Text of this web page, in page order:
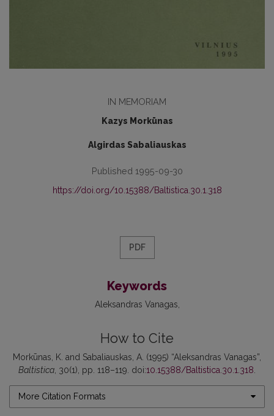
IN MEMORIAM
Kazys Morkūnas
Algirdas Sabaliauskas
Published 1995-09-30
https://doi.org/10.15388/Baltistica.30.1.318
PDF
Keywords
Aleksandras Vanagas
How to Cite
Morkūnas, K. and Sabaliauskas, A. (1995) “Aleksandras Vanagas”,
Baltistica , 30(1), pp. 118–119. doi:10.15388/Baltistica.30.1.318
More Citation Formats